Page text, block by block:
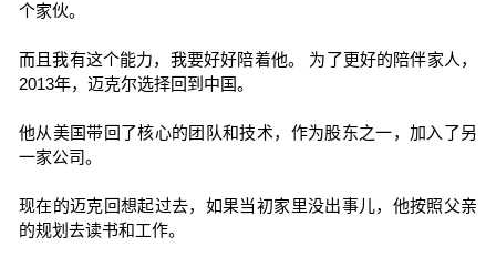
个家伙。
而且我有这个能力，我要好好陪着他。 为了更好的陪伴家人，
2013年，迈克尔选择回到中国。
他从美国带回了核心的团队和技术，作为股东之一，加入了另
一家公司。
现在的迈克回想起过去，如果当初家里没出事儿，他按照父亲
的规划去读书和工作。